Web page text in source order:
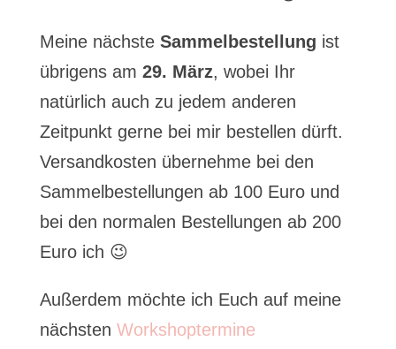
Meine nächste Sammelbestellung ist
übrigens am 29. März, wobei Ihr
natürlich auch zu jedem anderen
Zeitpunkt gerne bei mir bestellen dürft.
Versandkosten übernehme bei den
Sammelbestellungen ab 100 Euro und
bei den normalen Bestellungen ab 200
Euro ich 😉
Außerdem möchte ich Euch auf meine
nächsten Workshoptermine